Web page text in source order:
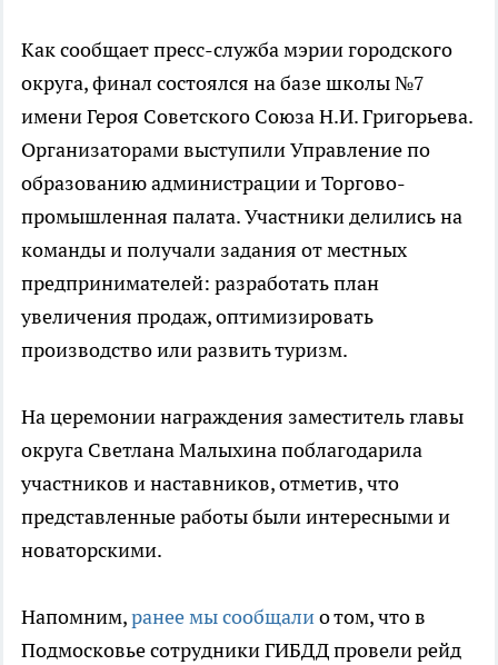
Как сообщает пресс-служба мэрии городского
округа, финал состоялся на базе школы №7
имени Героя Советского Союза Н.И. Григорьева.
Организаторами выступили Управление по
образованию администрации и Торгово-
промышленная палата. Участники делились на
команды и получали задания от местных
предпринимателей: разработать план
увеличения продаж, оптимизировать
производство или развить туризм.
На церемонии награждения заместитель главы
округа Светлана Малыхина поблагодарила
участников и наставников, отметив, что
представленные работы были интересными и
новаторскими.
Напомним,ранее мы сообщалио том, что в
Подмосковье сотрудники ГИБДД провели рейд